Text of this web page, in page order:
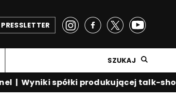
PRESSLETTER
SZUKAJ
|Wyniki spółki produkującej talk-show